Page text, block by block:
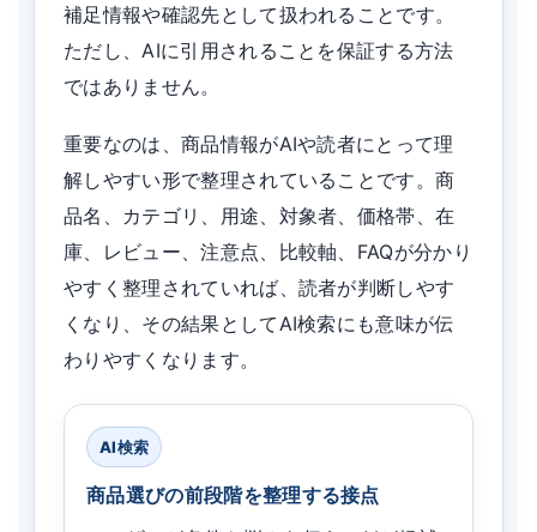
補足情報や確認先として扱われることです。
ただし、AIに引用されることを保証する方法
ではありません。
重要なのは、商品情報がAIや読者にとって理
解しやすい形で整理されていることです。商
品名、カテゴリ、用途、対象者、価格帯、在
庫、レビュー、注意点、比較軸、FAQが分かり
やすく整理されていれば、読者が判断しやす
くなり、その結果としてAI検索にも意味が伝
わりやすくなります。
AI検索
商品選びの前段階を整理する接点